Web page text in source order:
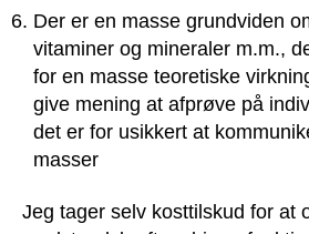
Der er en masse grundviden
vitaminer og mineraler m.m.,
for en masse teoretiske
give mening at afprøve på
det er for usikkert at
masser
Jeg tager selv kosttilskud for at